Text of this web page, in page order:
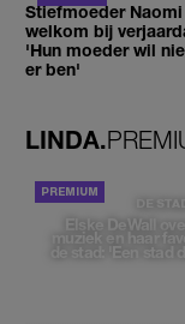
Stiefmoeder
welkom bij
'Hun moeder wil
er ben'
LINDA.
DE
Elske DeWall
muziek en haar
de stad: 'Een stad